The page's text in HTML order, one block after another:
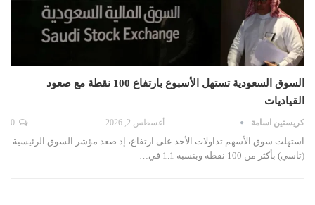
السوق السعودية تستهل الأسبوع بارتفاع 100 نقطة مع صعود
القياديات
كريستين اسامة أغسطس 2, 2026
استهلت سوق الأسهم تداولات الأحد على ارتفاع، إذ صعد مؤشر السوق الرئيسية
(تاسي) بأكثر من 100 نقطة وبنسبة 1.1 في…